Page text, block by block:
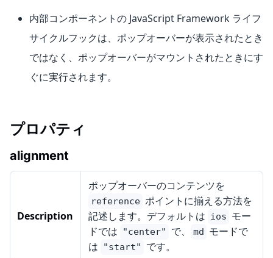
内部コンポーネントの JavaScript Framework ライフ
サイクルフックは、ポップオーバーが表示されたとき
ではなく、ポップオーバーがマウントされたときにす
ぐに実行されます。
プロパティ
alignment
Description
ポップオーバーのコンテンツを
reference ポイントに揃える方法を
記述します。デフォルトは ios モー
ドでは
"center" で、 md
モードで
は
"start" です。